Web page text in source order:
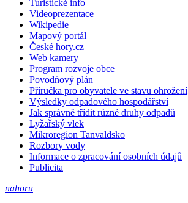
Turistické info
Videoprezentace
Wikipedie
Mapový portál
České hory.cz
Web kamery
Program rozvoje obce
Povodňový plán
Příručka pro obyvatele ve stavu ohrožení
Výsledky odpadového hospodářství
Jak správně třídit různé druhy odpadů
Lyžařský vlek
Mikroregion Tanvaldsko
Rozbory vody
Informace o zpracování osobních údajů
Publicita
nahoru